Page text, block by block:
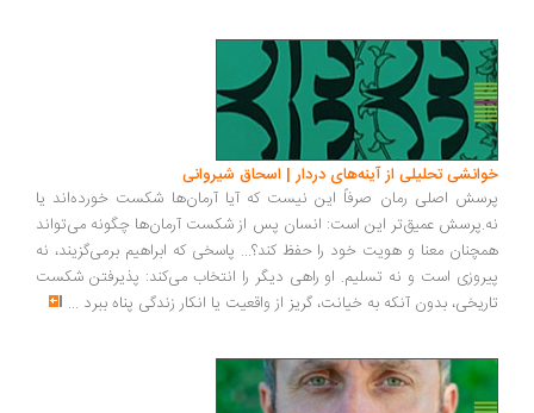
تحلیلی از آینه‌های دردار | اسحاق شیروانی
اصلی رمان صرفاً این نیست که آیا آرمان‌ها شکست خورده‌اند یا
عمیق‌تر این است: انسان پس از شکست آرمان‌ها چگونه می‌تواند
معنا و هویت خود را حفظ کند؟... پاسخی که ابراهیم برمی‌گزیند، نه
است و نه تسلیم. او راهی دیگر را انتخاب می‌کند: پذیرفتن شکست
بدون آنکه به خیانت، گریز از واقعیت یا انکار زندگی پناه ببرد...